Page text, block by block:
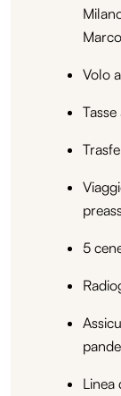
Volo
5
Linea